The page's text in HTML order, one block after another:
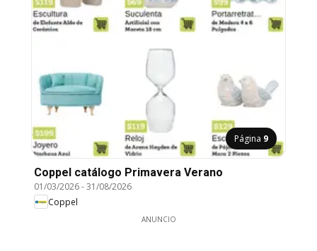
Página 9
Coppel catálogo Primavera Verano
01/03/2026-31/08/2026
Coppel
ANUNCIO